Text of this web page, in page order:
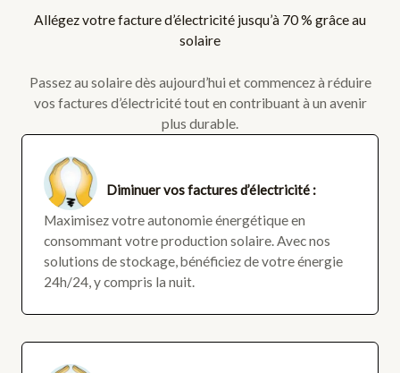
Allégez votre facture d’électricité jusqu’à 70 % grâce au
solaire
Passez au solaire dès aujourd’hui et commencez à réduire
vos factures d’électricité tout en contribuant à un avenir
plus durable.
Diminuer vos factures d’électricité :
Maximisez votre autonomie énergétique en
consommant votre production solaire. Avec nos
solutions de stockage, bénéficiez de votre énergie
24h/24, y compris la nuit.